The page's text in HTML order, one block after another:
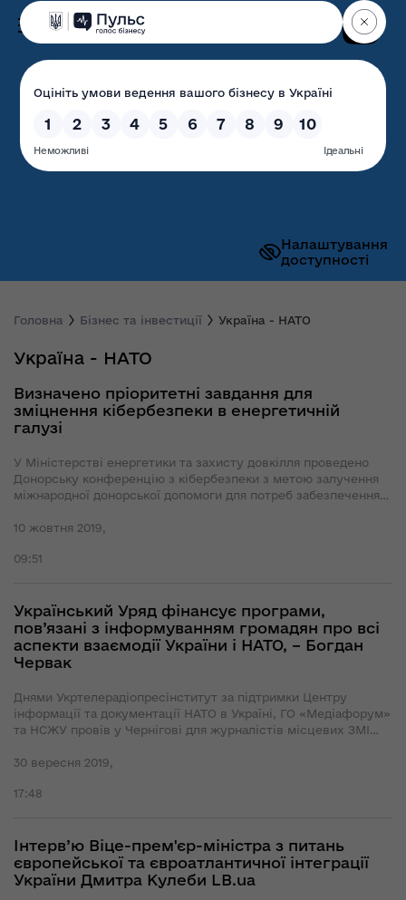
Налаштування
доступності
Волинська обласна
державна адміністрація
Головна Бізнес та інвестиції Україна - НАТО
Україна - НАТО
Визначено пріоритетні завдання для
зміцнення кібербезпеки в енергетичній
галузі
У Міністерстві енергетики та захисту довкілля проведено
Донорську конференцію з кібербезпеки з метою залучення
міжнародної донорської допомоги для потреб забезпечення
10 жовтня 2019,
09:51
Український Уряд фінансує програми,
пов’язані з інформуванням громадян про всі
аспекти взаємодії України і НАТО, – Богдан
Червак
Днями Укртелерадіопресінститут за підтримки Центру
інформації та документації НАТО в Україні, ГО «Медіафорум»
та НСЖУ провів у Чернігові для журналістів місцевих ЗМІ
вимір».
30 вересня 2019,
17:48
Інтерв’ю Віце-прем'єр-міністра з питань
європейської та євроатлантичної інтеграції
України Дмитра Кулеби LB.ua